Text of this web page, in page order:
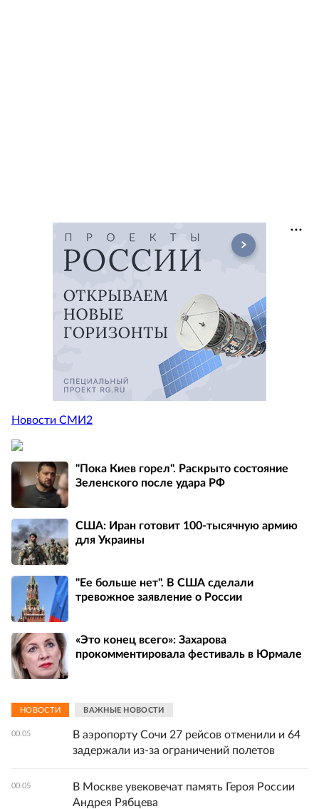
Новости СМИ2
"Пока Киев горел". Раскрыто состояние
Зеленского после удара РФ
США: Иран готовит 100-тысячную армию
для Украины
"Ее больше нет". В США сделали
тревожное заявление о России
«Это конец всего»: Захарова
прокомментировала фестиваль в Юрмале
НОВОСТИ ВАЖНЫЕ НОВОСТИ
00:05
В аэропорту Сочи 27 рейсов отменили и 64
задержали из-за ограничений полетов
00:05
В Москве увековечат память Героя России
Андрея Рябцева